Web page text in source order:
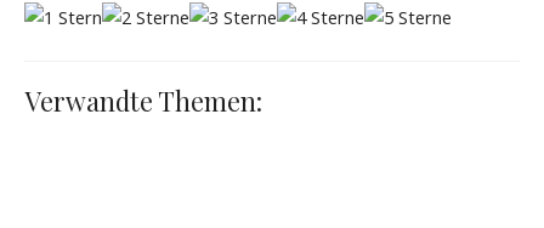
Verwandte Themen: